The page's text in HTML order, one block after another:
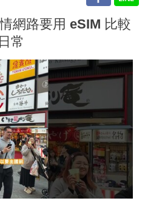
網路要用 eSIM 比較
常